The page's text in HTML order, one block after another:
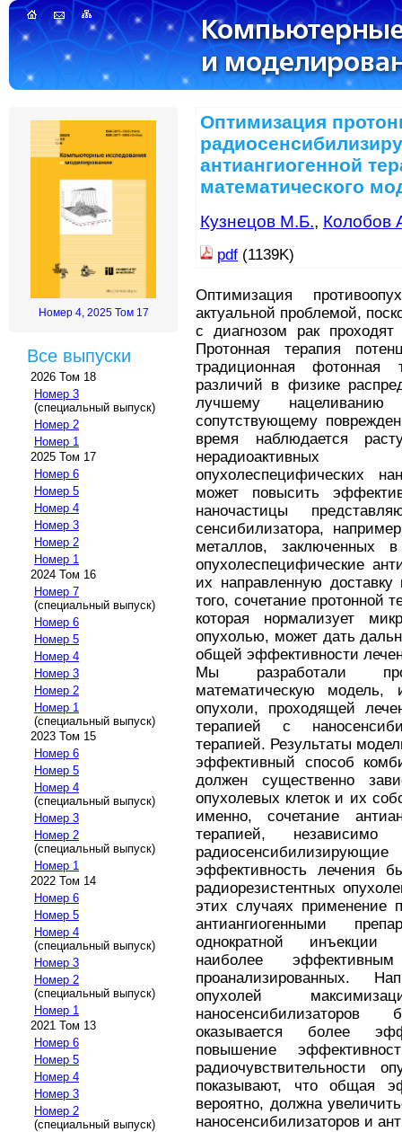
Номер 4, 2025 Том 17
Все выпуски
2026 Том 18
Номер 3
(специальный выпуск)
Номер 2
Номер 1
2025 Том 17
Номер 6
Номер 5
Номер 4
Номер 3
Номер 2
Номер 1
2024 Том 16
Номер 7
(специальный выпуск)
Номер 6
Номер 5
Номер 4
Номер 3
Номер 2
Номер 1
(специальный выпуск)
2023 Том 15
Номер 6
Номер 5
Номер 4
(специальный выпуск)
Номер 3
Номер 2
(специальный выпуск)
Номер 1
2022 Том 14
Номер 6
Номер 5
Номер 4
(специальный выпуск)
Номер 3
Номер 2
(специальный выпуск)
Номер 1
2021 Том 13
Номер 6
Номер 5
Номер 4
Номер 3
Номер 2
(специальный выпуск)
Оптимизация
антиангиогенной
математического
Кузнецов М.Б., Колобов
pdf (1139K)
Оптимизация
актуальной проблемой,
с диагнозом рак
Протонная терапия
традиционная фотонная
различий в физике
лучшему
сопутствующему
время наблюдается
нерадиоактивных
опухолеспецифических
может повысить
наночастицы
сенсибилизатора,
металлов, заключенных
опухолеспецифические
их направленную
того, сочетание протонной
которая нормализует
опухолью, может дать
общей эффективности
Мы разработали
математическую модель,
опухоли, проходящей
терапией с
терапией. Результаты
эффективный способ
должен существенно
опухолевых клеток и их
именно, сочетание
терапией,
эффективность лечения
радиорезистентных
этих случаях применение
антиангиогенными
однократной инъекции
наиболее
проанализированных.
опухолей
оказывается более
повышение
радиочувствительности
показывают, что общая
вероятно, должна
наносенсибилизаторов и